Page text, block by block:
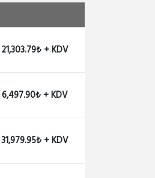
21,303.79₺ + KDV
6,497.90₺ + KDV
31,979.95₺ + KDV